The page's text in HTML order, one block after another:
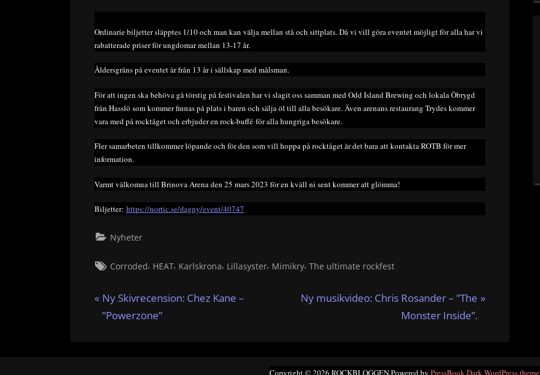
Ordinarie biljetter släpptes 1/10 och man kan välja mellan stå och sittplats. Då vi vill göra eventet möjligt för alla har vi
rabatterade priser för ungdomar mellan 13-17 år.
Åldersgräns på eventet är från 13 år i sällskap med målsman.
För att ingen ska behöva gå törstig på festivalen har vi slagit oss samman med Odd Island Brewing och lokala Öbrygd
från Hasslö som kommer finnas på plats i baren och sälja öl till alla besökare. Även arenans restaurang Trydes kommer
vara med på rocktåget och erbjuder en rock-buffé för alla hungriga besökare.
Fler samarbeten tillkommer löpande och för den som vill hoppa på rocktåget är det bara att kontakta ROTB för mer
information.
Varmt välkomna till Brinova Arena den 25 mars 2023 för en kväll ni sent kommer att glömma!
Biljetter: https://nortic.se/dagny/event/40747
Nyheter
Tags:
Corroded, HEAT, Karlskrona, Lillasyster, Mimikry, The ultimate rockfest
P
r
Ny Skivrecension: Chez Kane –
”Powerzone”
N
Ny musikvideo: Chris Rosander – ”The
Monster Inside”.
Copyright © 2026 ROCKBLOGGEN.Powered by PressBook Dark WordPress theme